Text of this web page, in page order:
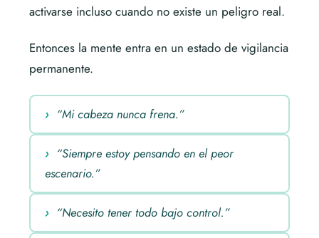
activarse incluso cuando no existe un peligro real.
Entonces la mente entra en un estado de vigilancia
permanente.
“Mi cabeza nunca frena.”
“Siempre estoy pensando en el peor
escenario.”
“Necesito tener todo bajo control.”